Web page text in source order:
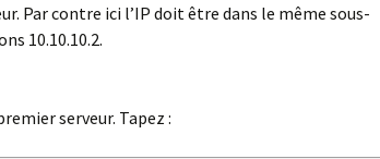
Par contre ici l’IP doit être dans le même sous-
10.10.10.2.
serveur. Tapez :